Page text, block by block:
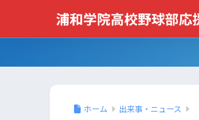
ホーム 出来事・ニュース